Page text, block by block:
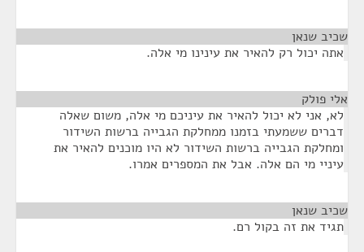
שכיב שנאן
אתה יכול רק להאיר את עינינו מי אלה.
אלי פולק
לא, אני לא יכול להאיר את עיניכם מי אלה, משום שאלה
דברים ששמעתי בזמנו ממחלקת הגבייה ברשות השידור
ומחלקת הגבייה ברשות השידור לא היו מוכנים להאיר את
עיניי מי הם אלה. אבל את המספרים אמרו.
שכיב שנאן
תגיד את זה בקול רם.